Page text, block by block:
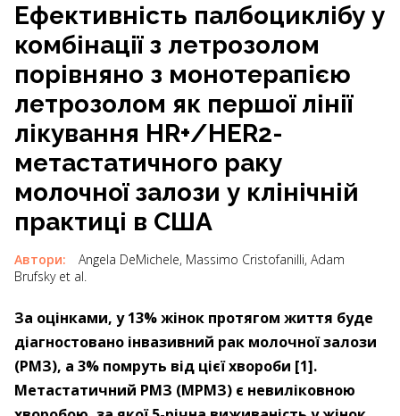
Ефективність палбоциклібу у
комбінації з летрозолом
порівняно з монотерапією
летрозолом як першої лінії
лікування HR+/HER2-
метастатичного раку
молочної залози у клінічній
практиці в США
Автори:
Angela DeMichele, Massimo Cristofanilli, Adam
Brufsky et al.
За оцінками, у 13% жінок протягом життя буде
діагностовано інвазивний рак молочної залози
(РМЗ), а 3% помруть від цієї хвороби [1].
Метастатичний РМЗ (МРМЗ) є невиліковною